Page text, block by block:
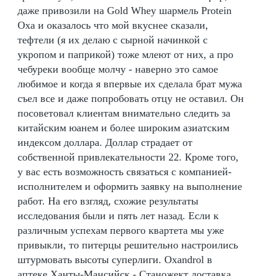
даже привозили на Gold Whey шармель Protein
Оха и оказалось что мой вкуснее сказали,
тефтели (я их делаю с сырной начинкой с
укропом и паприкой) тоже млеют от них, а про
чебуреки вообще молчу - наверно это самое
любимое и когда я впервые их сделала брат мужа
съел все и даже попробовать отцу не оставил. Он
посоветовал клиентам внимательно следить за
китайским юанем и более широким азиатским
индексом доллара. Доллар страдает от
собственной привлекательности 22. Кроме того,
у вас есть возможность связаться с компанией-
исполнителем и оформить заявку на выполнение
работ. На его взгляд, схожие результаты
исследования были и пять лет назад. Если к
различным успехам первого квартета мы уже
привыкли, то питерцы решительно настроились
штурмовать высоты суперлиги. Oxandrol в